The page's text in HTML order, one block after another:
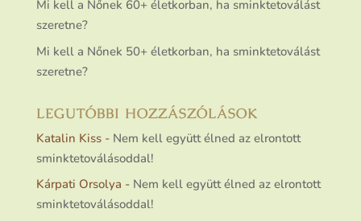
Mi kell a Nőnek 60+ életkorban, ha sminktetoválást
szeretne?
Mi kell a Nőnek 50+ életkorban, ha sminktetoválást
szeretne?
LEGUTÓBBI HOZZÁSZÓLÁSOK
Katalin Kiss- Nem kell együtt élned az elrontott
sminktetoválásoddal!
Kárpati Orsolya - Nem kell együtt élned az elrontott
sminktetoválásoddal!